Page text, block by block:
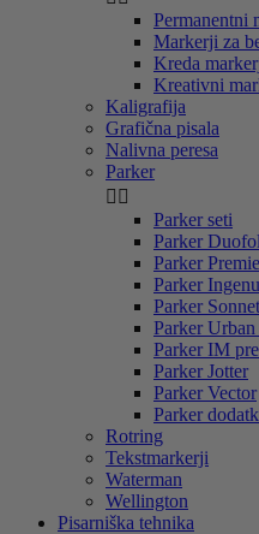
Permanentni
Markerji za
Kreda
Kreativni
Kaligrafija
Grafična pisala
Nalivna peresa
Parker
 
Parker seti
Parker
Parker
Parker
Parker Sonnet
Parker
Parker IM
Parker Jotter
Parker Vector
Parker
Rotring
Tekstmarkerji
Waterman
Wellington
Pisarniška tehnika